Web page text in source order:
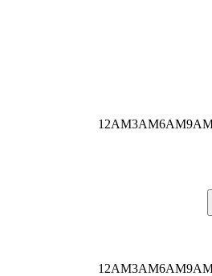
12AM3AM6AM
12AM3AM6AM